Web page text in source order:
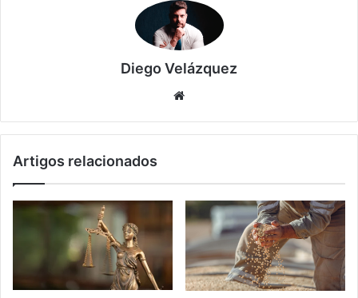
Diego Velázquez
Website
Artigos relacionados